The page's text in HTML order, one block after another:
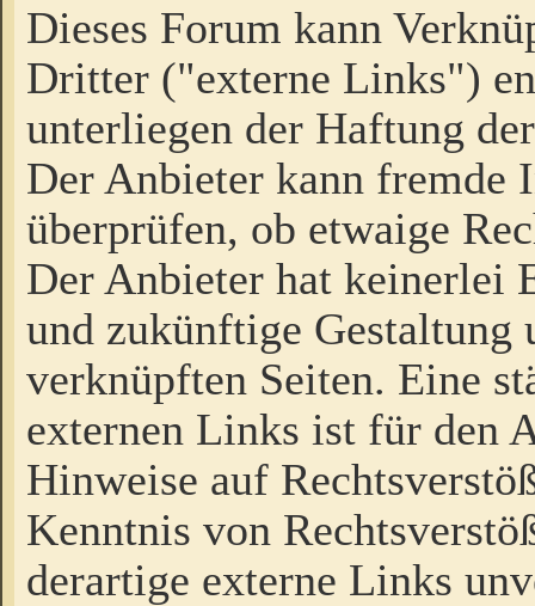
Dieses Forum kann
Dritter ("externe Links")
unterliegen der Haftung
Der Anbieter kann fremde
überprüfen, ob etwaige
Der Anbieter hat keinerlei
und zukünftige Gestaltung
verknüpften Seiten. Eine
externen Links ist für den
Hinweise auf
Kenntnis von
derartige externe Links